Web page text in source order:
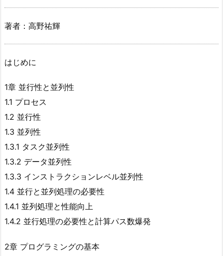
著者：高野祐輝
はじめに
1章 並行性と並列性
1.1 プロセス
1.2 並行性
1.3 並列性
1.3.1 タスク並列性
1.3.2 データ並列性
1.3.3 インストラクションレベル並列性
1.4 並行と並列処理の必要性
1.4.1 並列処理と性能向上
1.4.2 並行処理の必要性と計算パス数爆発
2章 プログラミングの基本